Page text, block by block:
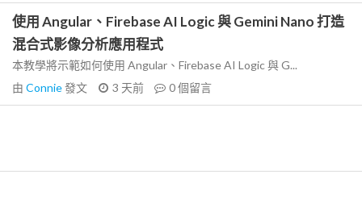
使用 Angular、Firebase AI Logic 與 Gemini Nano 打造
混合式影像分析應用程式
本教學將示範如何使用 Angular、Firebase AI Logic 與 G...
由 Connie發文 3 天前 0個留言